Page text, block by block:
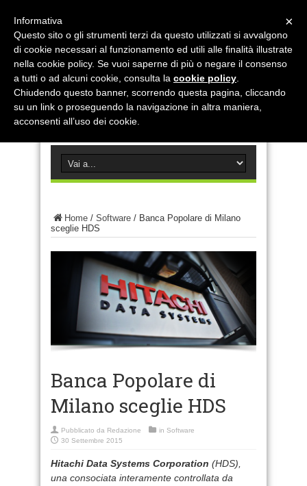
Home / Software / Banca Popolare di Milano
sceglie HDS
Banca Popolare di
Milano sceglie HDS
Pubblicato da Redazione in Software
30 Settembre 2015
Hitachi Data Systems Corporation (HDS),
una consociata interamente controllata da
×
Informativa
Questo sito o gli strumenti terzi da questo utilizzati si avvalgono
di cookie necessari al funzionamento ed utili alle finalità illustrate
nella cookie policy. Se vuoi saperne di più o negare il consenso
a tutti o ad alcuni cookie, consulta la cookie policy
Chiudendo questo banner, scorrendo questa pagina, cliccando
su un link o proseguendo la navigazione in altra maniera,
acconsenti all’uso dei cookie.